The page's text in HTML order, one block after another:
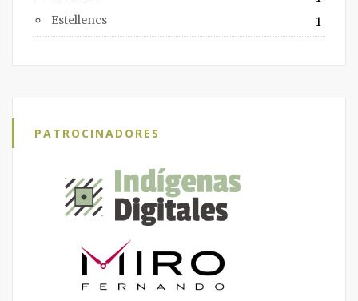
Estellencs
1
PATROCINADORES